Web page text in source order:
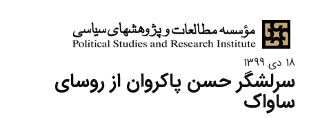
18 دی 1399
سرلشگر حسن پاکروان از روسای
ساواک